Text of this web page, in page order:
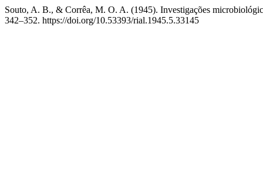
Souto, A. B., & Corrêa, M. O. A. (1945). Investigações
342–352. https://doi.org/10.53393/rial.1945.5.33145